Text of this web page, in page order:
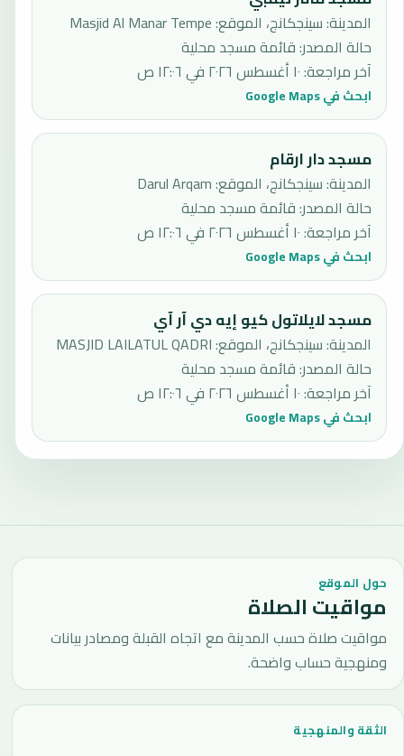
المدينة: سينجكانج، الموقع: Masjid Al Manar Tempe
حالة المصدر:قائمة مسجد محلية
آخر مراجعة:١٠ أغسطس ٢٠٢٦ في ١٢:٠٦ ص
ابحث في Google Maps
مسجد دار ارقام
المدينة: سينجكانج، الموقع: Darul Arqam
حالة المصدر:قائمة مسجد محلية
آخر مراجعة:١٠ أغسطس ٢٠٢٦ في ١٢:٠٦ ص
ابحث في Google Maps
مسجد لايلاتول كيو إيه دي آر آي
المدينة: سينجكانج، الموقع: MASJID LAILATUL QADRI
حالة المصدر:قائمة مسجد محلية
آخر مراجعة:١٠ أغسطس ٢٠٢٦ في ١٢:٠٦ ص
ابحث في Google Maps
حول الموقع
مواقيت الصلاة
مواقيت صلاة حسب المدينة مع اتجاه القبلة ومصادر بيانات
ومنهجية حساب واضحة.
الثقة والمنهجية